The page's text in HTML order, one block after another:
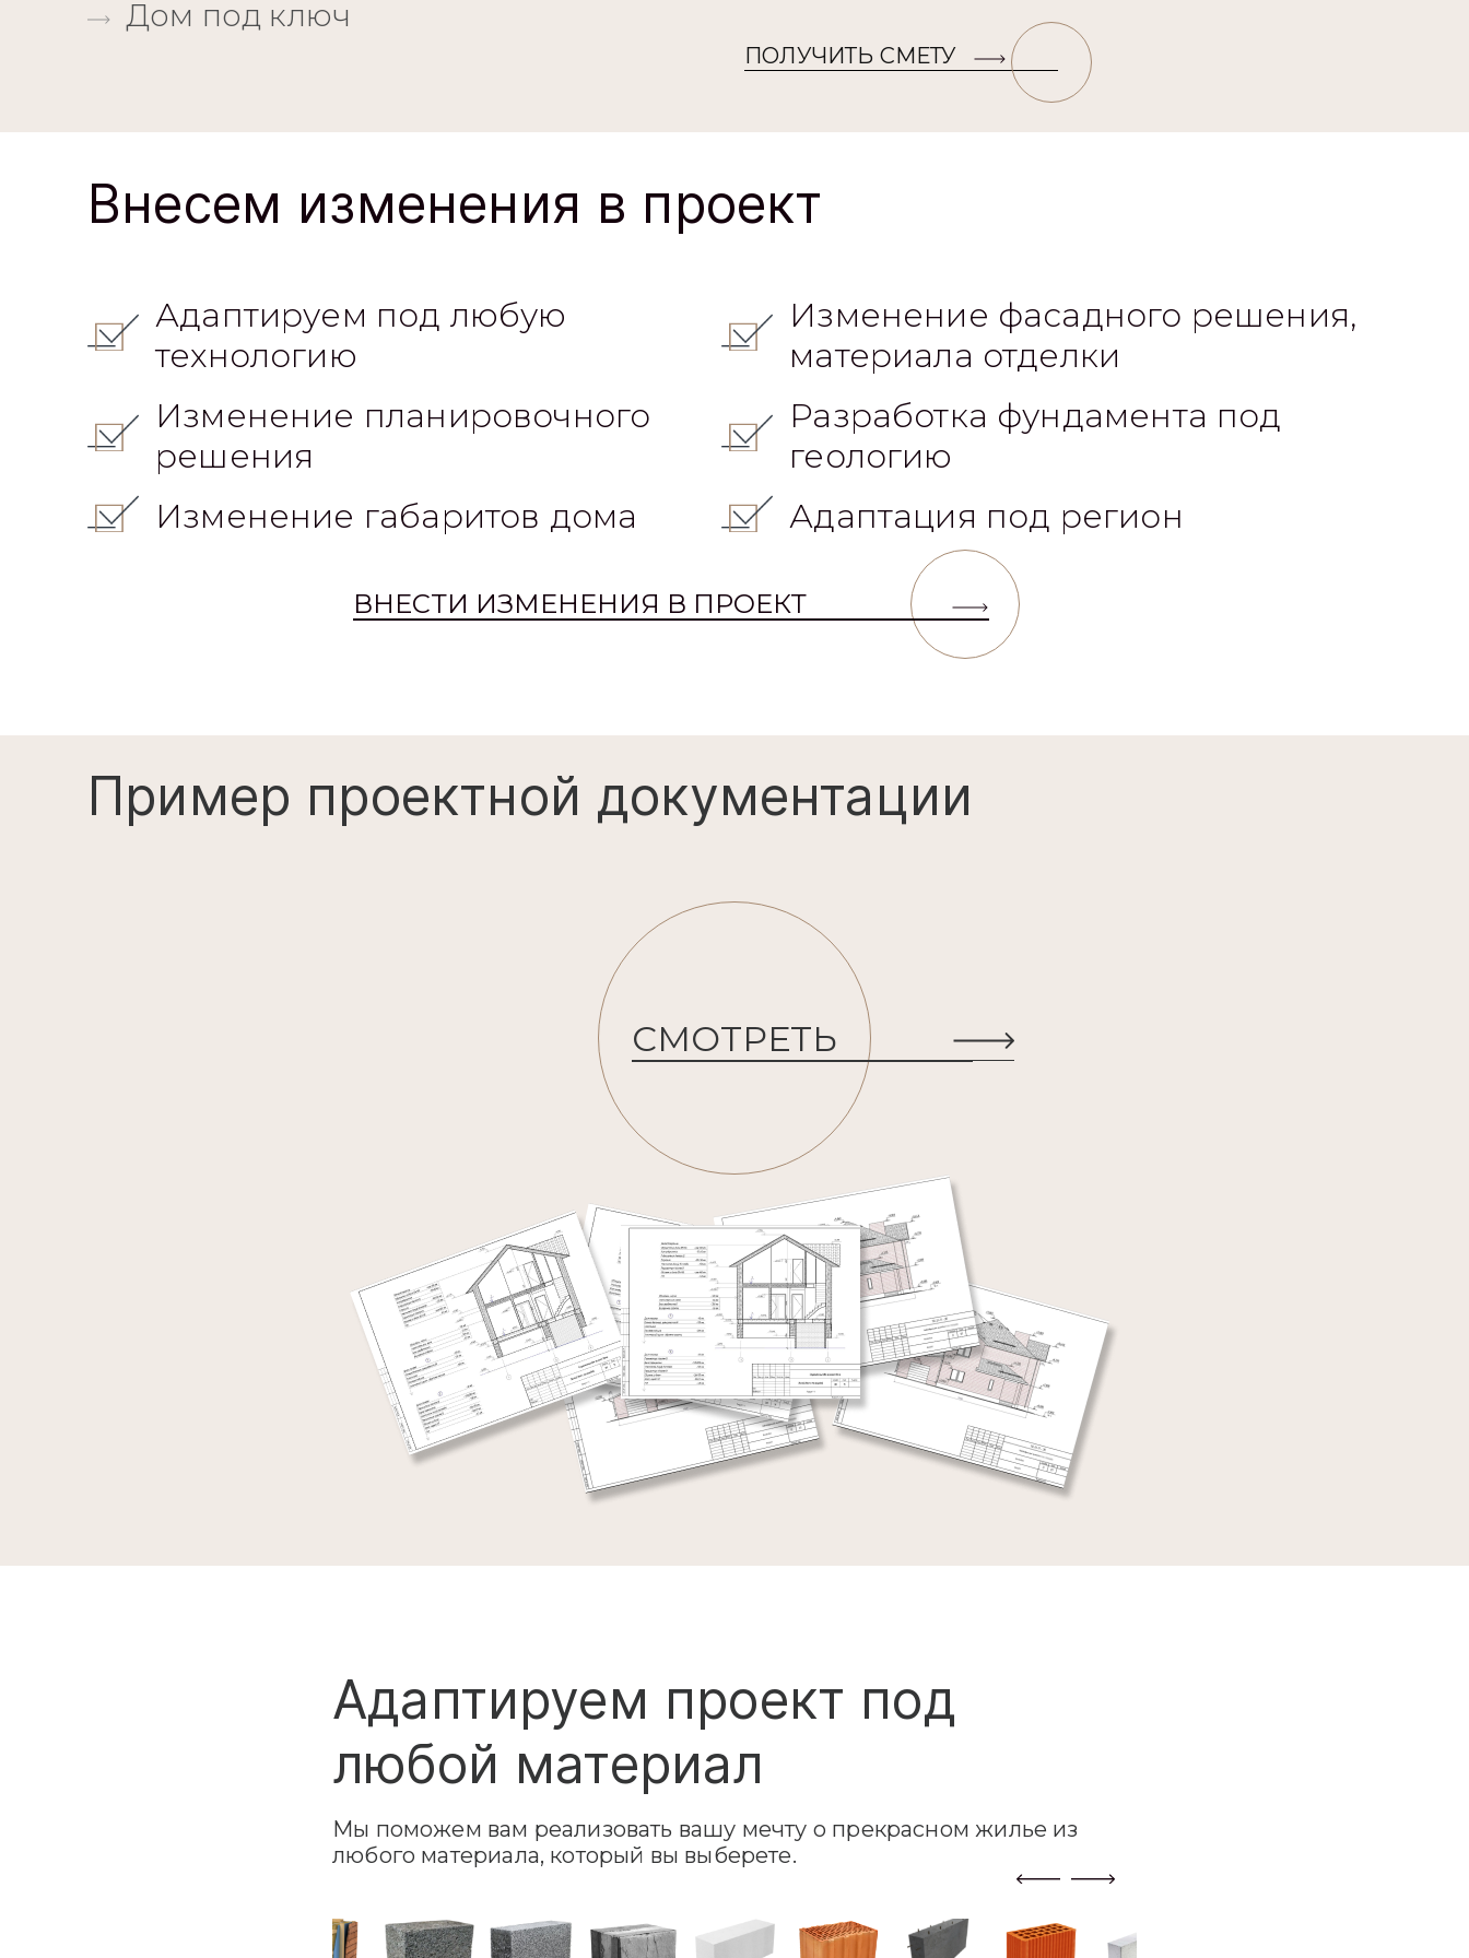
Дом под ключ
ПОЛУЧИТЬ СМЕТУ
Внесем изменения в проект
Адаптируем под любую
технологию
Изменение планировочного
решения
Изменение габаритов дома
Изменение фасадного решения,
материала отделки
Разработка фундамента под
геологию
Адаптация под регион
ВНЕСТИ ИЗМЕНЕНИЯ В ПРОЕКТ
Пример проектной документации
СМОТРЕТЬ
Адаптируем проект под
любой материал
Мы поможем вам реализовать вашу мечту о прекрасном жилье из
любого материала, который вы выберете.